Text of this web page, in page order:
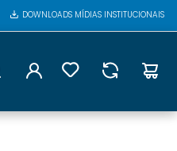
DOWNLOADS MÍDIAS INSTITUCIONAIS